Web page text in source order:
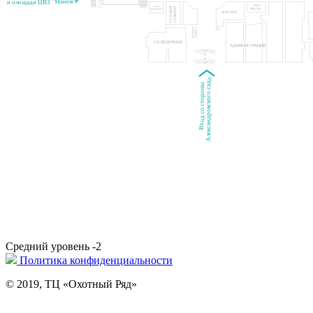
Вход со стороныАлександровского сада
и площади ЦВЗ "Манеж" TONY
PEROTTI
МАССАЖНЫЕ
АДМИНИСТРАЦИЯ
ЧОК-ЧОК
РУССКИЙСУВЕНИР
СЕЛЁДОЧНАЯ
БАНК
АВАНГАРД
Средний уровень -2
Политика конфиденциальности
© 2019, ТЦ «Охотный Ряд»